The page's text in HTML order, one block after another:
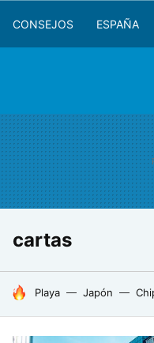
CONSEJOS ESPAÑA
cartas
HOY SE HABLA DE
Playa Japón